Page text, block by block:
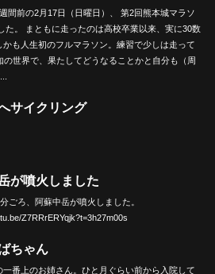
間前の2月17日（日曜日）、 第2回熊本城マラソ
た。 まともに走ったのは高校卒業以来、実に30数
かも人生初のフルマラソン。練習で少しは走って
世界で、果たしてどうなることかと自分も（周
サイクリング
が噴火しました
ごろ、阿蘇中岳が噴火しました。
Z7RRrERYqjk?t=3h27m00s
ちゃん
一番上のお姉さん。ひと月ぐらい前から入院して